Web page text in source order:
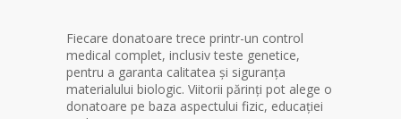
Fiecare donatoare trece printr-un control
medical complet, inclusiv teste genetice,
pentru a garanta calitatea și siguranța
materialului biologic. Viitorii părinți pot alege o
donatoare pe baza aspectului fizic, educației